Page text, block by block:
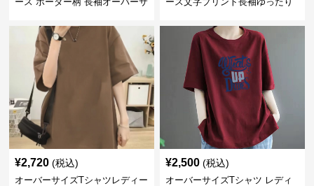
¥2,720 (税込)
オーバーサイズTシャツレディー
¥2,500 (税込)
オーバーサイズTシャツ レディ